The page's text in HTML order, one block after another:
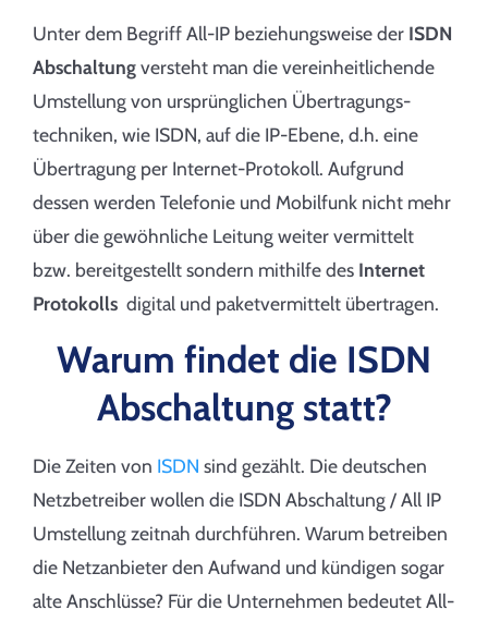
Unter dem Begriff All-IP beziehungsweise der ISDN
Abschaltungversteht man die vereinheitlichende
Umstellung von ursprünglichen Übertragungs­
techniken, wie ISDN, auf die IP-Ebene, d.h. eine
Übertragung per Internet-Protokoll. Aufgrund
dessen werden Telefonie und Mobilfunk nicht mehr
über die gewöhnliche Leitung weiter vermittelt
bzw. bereitgestellt sondern mithilfe des Internet
Protokolls digital und paketvermittelt übertragen.
Warum findet die ISDN
Abschaltung statt?
Die Zeiten von ISDN sind gezählt. Die deutschen
Netzbetreiber wollen die ISDN Abschaltung / All IP
Umstellung zeitnah durchführen. Warum betreiben
die Netzanbieter den Aufwand und kündigen sogar
alte Anschlüsse? Für die Unternehmen bedeutet All-